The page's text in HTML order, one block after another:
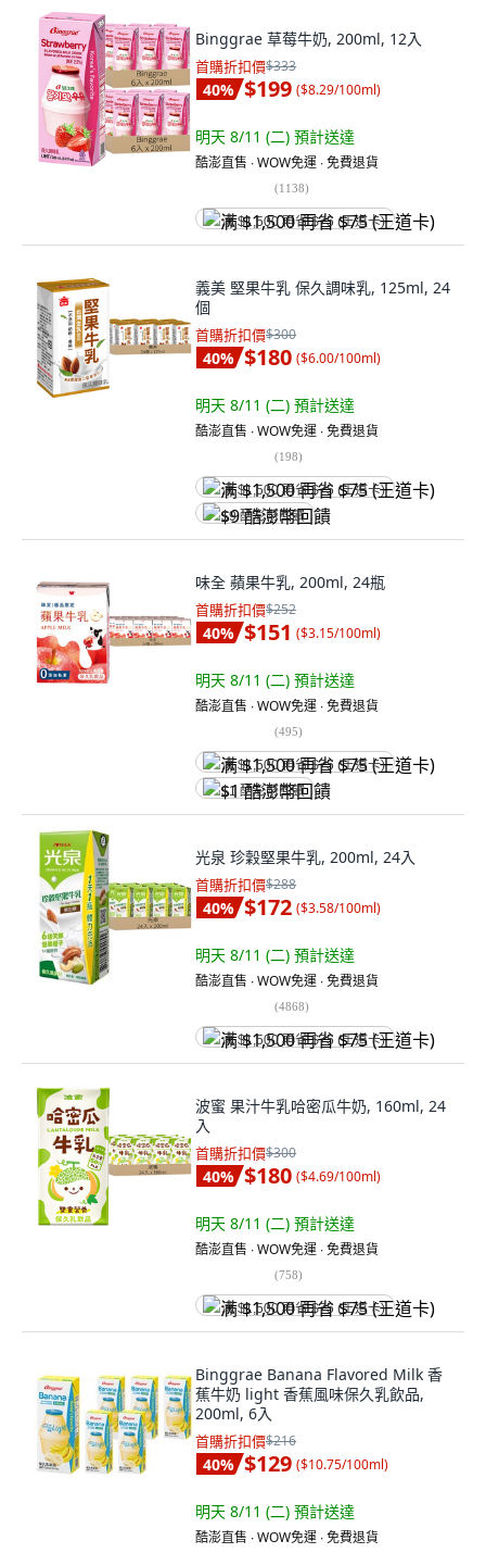
Binggrae 草莓牛奶, 200ml, 12入
首購折扣價$333
40% $199 ($8.29/100ml)
明天 8/11 (二) 預計送達
酷澎直售 ∙ WOW免運 ∙ 免費退貨
(1138)
满 $1,500 再省 $75 (王道卡)
義美 堅果牛乳 保久調味乳, 125ml, 24
個
首購折扣價$300
40% $180 ($6.00/100ml)
明天 8/11 (二) 預計送達
酷澎直售 ∙ WOW免運 ∙ 免費退貨
(198)
满 $1,500 再省 $75 (王道卡)
$9 酷澎幣回饋
味全 蘋果牛乳, 200ml, 24瓶
首購折扣價$252
40% $151 ($3.15/100ml)
明天 8/11 (二) 預計送達
酷澎直售 ∙ WOW免運 ∙ 免費退貨
(495)
满 $1,500 再省 $75 (王道卡)
$1 酷澎幣回饋
光泉 珍穀堅果牛乳, 200ml, 24入
首購折扣價$288
40% $172 ($3.58/100ml)
明天 8/11 (二) 預計送達
酷澎直售 ∙ WOW免運 ∙ 免費退貨
(4868)
满 $1,500 再省 $75 (王道卡)
波蜜 果汁牛乳哈密瓜牛奶, 160ml, 24
入
首購折扣價$300
40% $180 ($4.69/100ml)
明天 8/11 (二) 預計送達
酷澎直售 ∙ WOW免運 ∙ 免費退貨
(758)
满 $1,500 再省 $75 (王道卡)
Binggrae Banana Flavored Milk 香
蕉牛奶 light 香蕉風味保久乳飲品,
200ml, 6入
首購折扣價$216
40% $129 ($10.75/100ml)
明天 8/11 (二) 預計送達
酷澎直售 ∙ WOW免運 ∙ 免費退貨